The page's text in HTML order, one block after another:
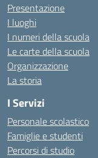
Presentazione
I luoghi
I numeri della scuola
Le carte della scuola
Organizzazione
La storia
I Servizi
Personale scolastico
Famiglie e studenti
Percorsi di studio